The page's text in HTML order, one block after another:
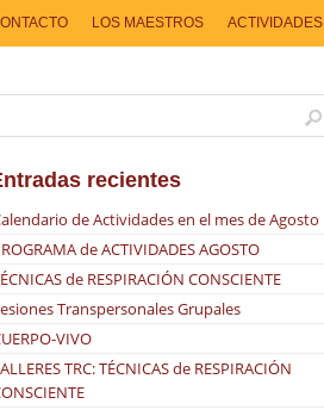
LOS MAESTROS ACTIVIDADES
recientes
de Actividades en el mes de Agosto
de ACTIVIDADES AGOSTO
de RESPIRACIÓN CONSCIENTE
Transpersonales Grupales
VIVO
TRC: TÉCNICAS de RESPIRACIÓN